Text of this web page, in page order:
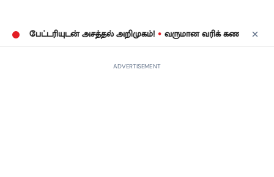
பேட்டரியுடன் அசத்தல் அறிமுகம்! • வருமான வரிக் கணக்குத்
ADVERTISEMENT